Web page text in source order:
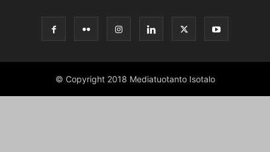
© Copyright 2018 Mediatuotanto Isotalo